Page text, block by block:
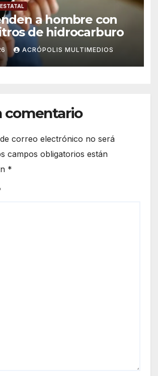
ESTATAL
a hombre con
de hidrocarburo
ACRÓPOLIS MULTIMEDIOS
comentario
correo electrónico no será
campos obligatorios están
*